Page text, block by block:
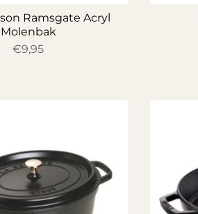
Ramsgate Acryl
Molenbak
€9,95